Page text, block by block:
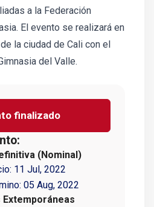
a la Federación
El evento se realizará en
la ciudad de Cali con el
del Valle.
finalizado
(Nominal)
11 Jul, 2022
05 Aug, 2022